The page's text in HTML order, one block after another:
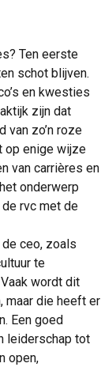
Ten eerste
schot blijven.
en kwesties
zijn dat
van zo’n roze
op enige wijze
van carrières en
onderwerp
de rvc met de
ceo, zoals
te
wordt dit
maar die heeft er
Een goed
leiderschap tot
open,